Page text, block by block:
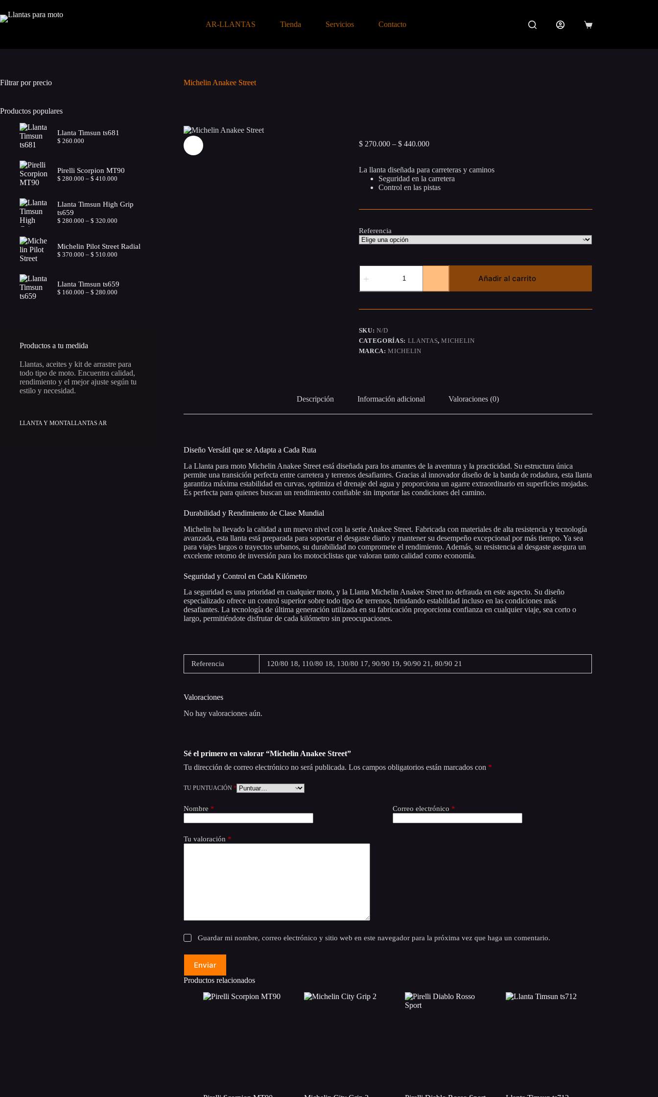
contenido
AR-LLANTAS Tienda Servicios Contacto
Carro
Michelin Anakee Street
$270.000 – $440.000Price
through
$ 440.000
La llanta diseñada para carreteras y caminos
Seguridad en la carretera
Control en las pistas
Referencia
Michelin
Anakee
cantidad
Añadir al carrito
SKU:N/D
CATEGORÍAS: LLANTAS,MICHELIN
MARCA:MICHELIN
Descripción Información adicional Valoraciones (0)
Diseño Versátil que se Adapta a Cada Ruta
La Llanta para moto Michelin Anakee Street está diseñada para los amantes de la aventura y la practicidad. Su estructura única
permite una transición perfecta entre carretera y terrenos desafiantes. Gracias al innovador diseño de la banda de rodadura, esta llanta
garantiza máxima estabilidad en curvas, optimiza el drenaje del agua y proporciona un agarre extraordinario en superficies mojadas.
Es perfecta para quienes buscan un rendimiento confiable sin importar las condiciones del camino.
Durabilidad y Rendimiento de Clase Mundial
Michelin ha llevado la calidad a un nuevo nivel con la serie Anakee Street. Fabricada con materiales de alta resistencia y tecnología
avanzada, esta llanta está preparada para soportar el desgaste diario y mantener su desempeño excepcional por más tiempo. Ya sea
para viajes largos o trayectos urbanos, su durabilidad no compromete el rendimiento. Además, su resistencia al desgaste asegura un
excelente retorno de inversión para los motociclistas que valoran tanto calidad como economía.
Seguridad y Control en Cada Kilómetro
La seguridad es una prioridad en cualquier moto, y la Llanta Michelin Anakee Street no defrauda en este aspecto. Su diseño
especializado ofrece un control superior sobre todo tipo de terrenos, brindando estabilidad incluso en las condiciones más
desafiantes. La tecnología de última generación utilizada en su fabricación proporciona confianza en cualquier viaje, sea corto o
largo, permitiéndote disfrutar de cada kilómetro sin preocupaciones.
Referencia 120/80 18, 110/80 18, 130/80 17, 90/90 19, 90/90 21, 80/90 21
Valoraciones
No hay valoraciones aún.
Sé el primero en valorar “Michelin Anakee Street”
Tu dirección de correo electrónico no será publicada. Los campos obligatorios están marcados con *
TU PUNTUACIÓN *
Nombre * Correo electrónico *
Tu valoración *
Guardar mi nombre, correo electrónico y sitio web en este navegador para la próxima vez que haga un comentario.
Enviar
Productos relacionados
Filtrar por precio
Productos populares
Llanta Timsun ts681
$ 260.000
Pirelli Scorpion MT90
$ 280.000 – $ 410.000
through
$ 410.000
Llanta Timsun High Grip
ts659
$ 280.000 – $ 320.000
through
Michelin Pilot Street Radial
$ 370.000 – $ 510.000
$ 510.000
Llanta Timsun ts659
$ 160.000 – $ 280.000
Productos a tu medida
Llantas, aceites y kit de arrastre para
todo tipo de moto. Encuentra calidad,
rendimiento y el mejor ajuste según tu
estilo y necesidad.
LLANTA Y MONTALLANTAS AR